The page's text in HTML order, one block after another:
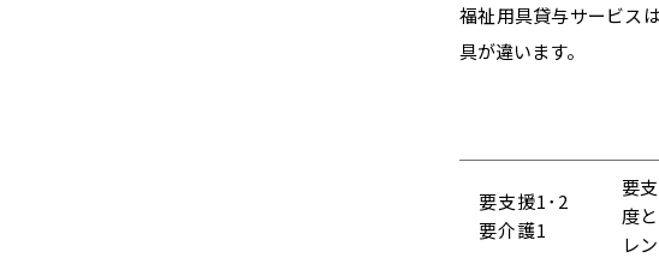
福祉用具貸与サービス
具が違います。
要支援1･2
要介護1
要
度
レ